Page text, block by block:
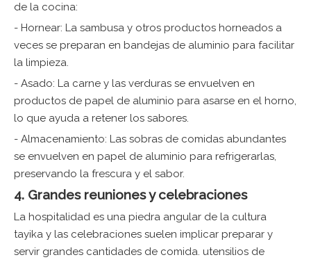
de la cocina:
- Hornear: La sambusa y otros productos horneados a
veces se preparan en bandejas de aluminio para facilitar
la limpieza.
- Asado: La carne y las verduras se envuelven en
productos de papel de aluminio para asarse en el horno,
lo que ayuda a retener los sabores.
- Almacenamiento: Las sobras de comidas abundantes
se envuelven en papel de aluminio para refrigerarlas,
preservando la frescura y el sabor.
4. Grandes reuniones y celebraciones
La hospitalidad es una piedra angular de la cultura
tayika y las celebraciones suelen implicar preparar y
servir grandes cantidades de comida. utensilios de